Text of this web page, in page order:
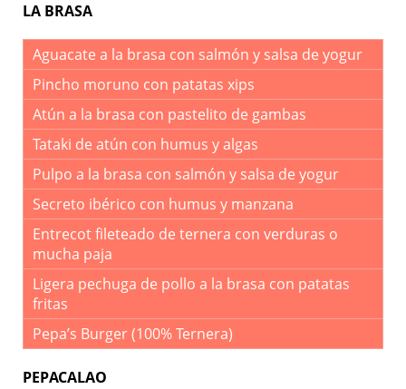
LA BRASA
Aguacate a la brasa con salmón y salsa de yogur
Pincho moruno con patatas xips
Atún a la brasa con pastelito de gambas
Tataki de atún con humus y algas
Pulpo a la brasa con salmón y salsa de yogur
Secreto ibérico con humus y manzana
Entrecot fileteado de ternera con verduras o
mucha paja
Ligera pechuga de pollo a la brasa con patatas
fritas
Pepa’s Burger (100% Ternera)
PEPACALAO